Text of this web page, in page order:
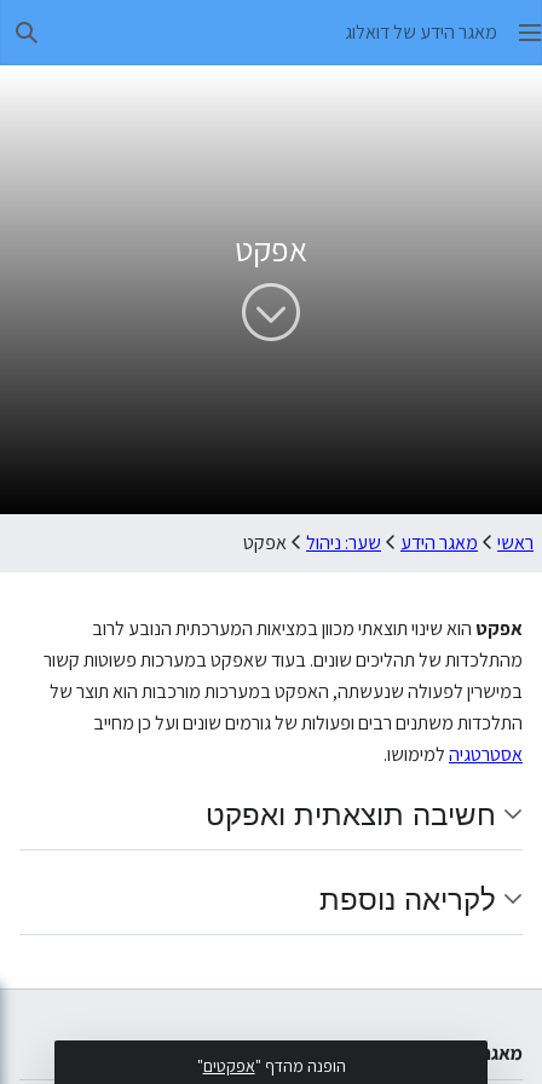
מאגר הידע של דואלוג
אפקט
ראשי מאגר הידע שער: ניהול אפקט
אפקט הוא שינוי תוצאתי מכוון במציאות המערכתית הנובע לרוב
מהתלכדות של תהליכים שונים. בעוד שאפקט במערכות פשוטות קשור
במישרין לפעולה שנעשתה, האפקט במערכות מורכבות הוא תוצר של
התלכדות משתנים רבים ופעולות של גורמים שונים ועל כן מחייב
אסטרטגיהלמימושו.
חשיבה תוצאתית ואפקט
לקריאה נוספת
מאגר הידע של דואלוג
הופנה מהדף "אפקטים"